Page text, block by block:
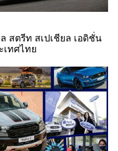
สตรีท สเปเชียล เอดิชั่น
เทศไทย